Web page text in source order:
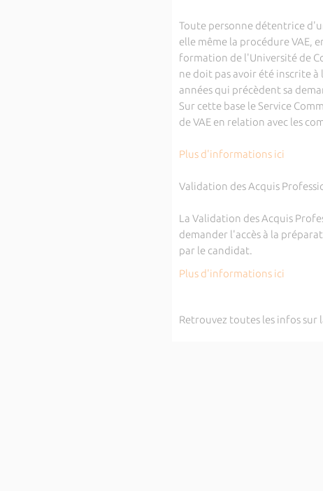
Toute personne détentrice
elle même la procédure VAE,
formation de l'Université de
ne doit pas avoir été inscrite
années qui précèdent sa
Sur cette base le Service
de VAE en relation avec les
Plus d'informations ici
Validation des Acquis
La Validation des Acquis
demander l'accès à la
par le candidat.
Plus d'informations ici
Retrouvez toutes les infos